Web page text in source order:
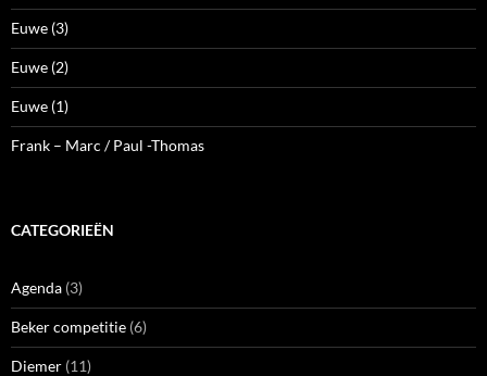
Euwe (3)
Euwe (2)
Euwe (1)
Frank – Marc / Paul -Thomas
CATEGORIEËN
Agenda (3)
Beker competitie (6)
Diemer (11)